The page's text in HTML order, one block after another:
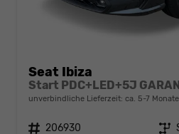
Seat Ibiza
Start PDC+LED+5J
unverbindliche Lieferzeit: ca. 5-7 Monate
Fahrzeugnr. 206930 Getriebe